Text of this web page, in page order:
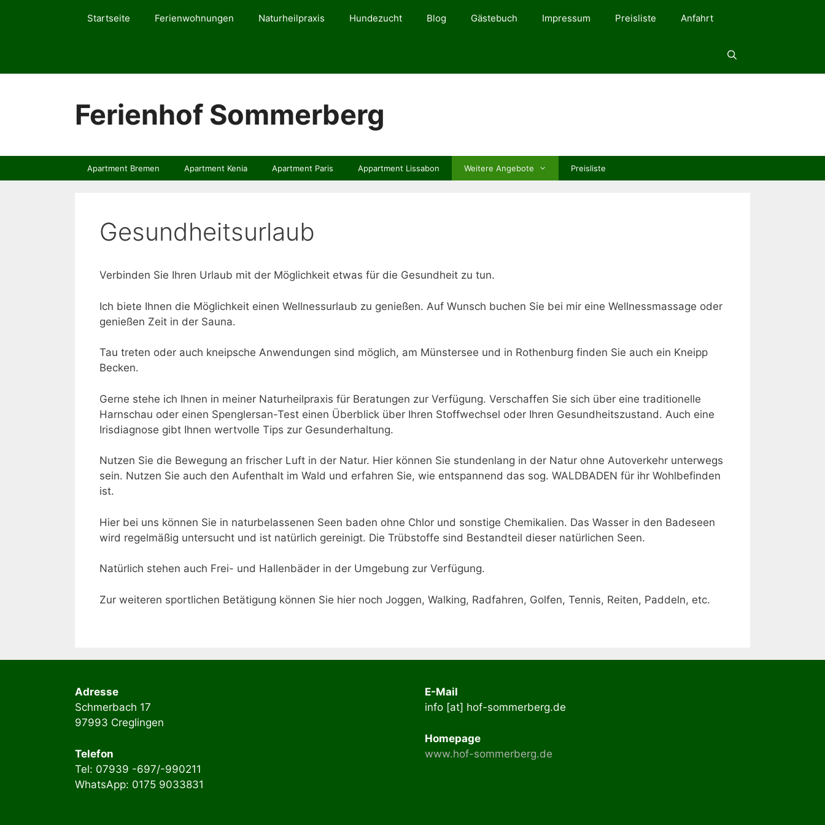
Startseite Ferienwohnungen Naturheilpraxis Hundezucht Blog Gästebuch Impressum Preisliste Anfahrt
Ferienhof Sommerberg
Apartment Bremen Apartment Kenia Apartment Paris Appartment Lissabon Weitere Angebote Preisliste
Gesundheitsurlaub
Verbinden Sie Ihren Urlaub mit der Möglichkeit etwas für die Gesundheit zu tun.
Ich biete Ihnen die Möglichkeit einen Wellnessurlaub zu genießen. Auf Wunsch buchen Sie bei mir eine Wellnessmassage oder
genießen Zeit in der Sauna.
Tau treten oder auch kneipsche Anwendungen sind möglich, am Münstersee und in Rothenburg finden Sie auch ein Kneipp
Becken.
Gerne stehe ich Ihnen in meiner Naturheilpraxis für Beratungen zur Verfügung. Verschaffen Sie sich über eine traditionelle
Harnschau oder einen Spenglersan-Test einen Überblick über Ihren Stoffwechsel oder Ihren Gesundheitszustand. Auch eine
Irisdiagnose gibt Ihnen wertvolle Tips zur Gesunderhaltung.
Nutzen Sie die Bewegung an frischer Luft in der Natur. Hier können Sie stundenlang in der Natur ohne Autoverkehr unterwegs
sein. Nutzen Sie auch den Aufenthalt im Wald und erfahren Sie, wie entspannend das sog. WALDBADEN für ihr Wohlbefinden
ist.
Hier bei uns können Sie in naturbelassenen Seen baden ohne Chlor und sonstige Chemikalien. Das Wasser in den Badeseen
wird regelmäßig untersucht und ist natürlich gereinigt. Die Trübstoffe sind Bestandteil dieser natürlichen Seen.
Natürlich stehen auch Frei- und Hallenbäder in der Umgebung zur Verfügung.
Zur weiteren sportlichen Betätigung können Sie hier noch Joggen, Walking, Radfahren, Golfen, Tennis, Reiten, Paddeln, etc.
Adresse
Schmerbach 17
97993 Creglingen
Telefon
Tel: 07939 -697/-990211
WhatsApp: 0175 9033831
E-Mail
info [at] hof-sommerberg.de
Homepage
www.hof-sommerberg.de